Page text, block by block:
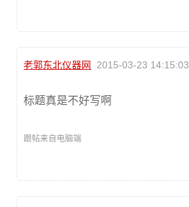
老郭东北仪器网 2015-03-23 14:15:03
标题真是不好写啊
跟帖来自电脑端